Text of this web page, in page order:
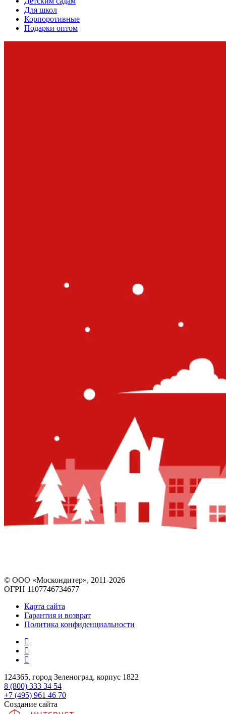
Для школ
Корпоротивные
Подарки оптом
© ООО «Москондитер», 2011-2026
ОГРН 1107746734677
Карта сайта
Гарантия и возврат
Политика конфиденциальности
124365, город Зеленоград, корпус 1822
8 (800) 333 34 54
+7 (495) 961 46 70
Создание сайта